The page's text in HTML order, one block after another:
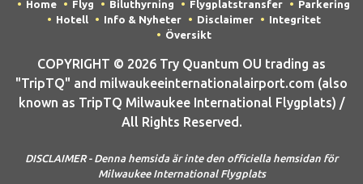
Home Flyg Biluthyrning Flygplatstransfer
Parkering
Hotell
Info & Nyheter Disclaimer
Integritet
Översikt
COPYRIGHT © 2026 Try Quantum OU trading as
"TripTQ" and milwaukeeinternationalairport.com (also
known as TripTQ Milwaukee International Flygplats) /
All Rights Reserved.
DISCLAIMER - Denna hemsida är inte den officiella hemsidan för
Milwaukee International Flygplats